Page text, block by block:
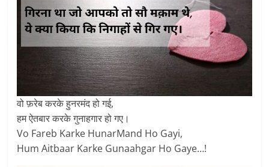
वो फ़रेब करके हुनरमंद हो गई,
हम ऐतबार करके गुनाहगार हो गए।
Vo Fareb Karke HunarMand Ho Gayi,
Hum Aitbaar Karke Gunaahgar Ho Gaye…!